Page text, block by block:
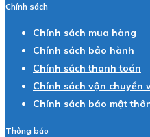
Chính sách
Chính sách mua hàng
Chính sách bảo hành
Chính sách thanh toán
Chính sách vận chuyển
Chính sách bảo mật
Thông báo